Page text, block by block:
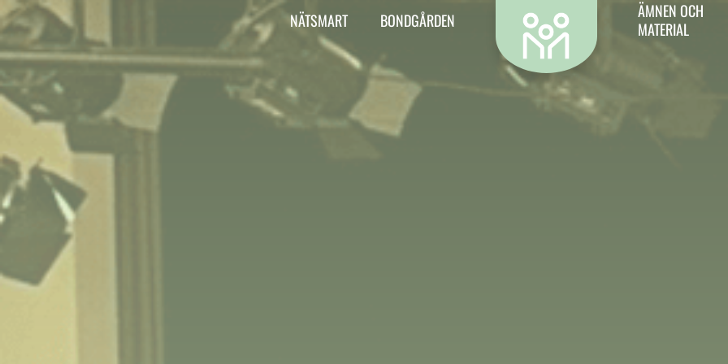
NÄTSMART BONDGÅRDEN
ÄMNEN OCH
MATERIAL
Här kan du läsa om vad Aktiv Skola gör, har
gjort och ska göra.
Vill du kontakta oss? Då är det hit du ska.